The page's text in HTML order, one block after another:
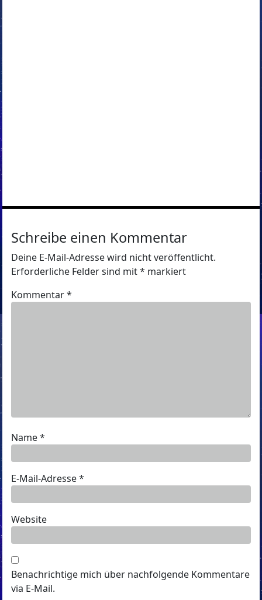
Schreibe einen Kommentar
Deine E-Mail-Adresse wird nicht veröffentlicht.
Erforderliche Felder sind mit* markiert
Kommentar*
Name*
E-Mail-Adresse*
Website
Benachrichtige mich über nachfolgende Kommentare
via E-Mail.